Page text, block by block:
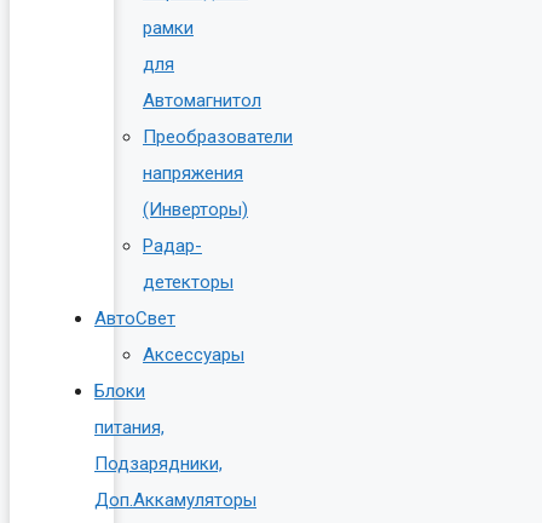
рамки
для
Автомагнитол
Преобразователи
напряжения
(Инверторы)
Радар-
детекторы
АвтоСвет
Аксессуары
Блоки
питания,
Подзарядники,
Доп.Аккамуляторы